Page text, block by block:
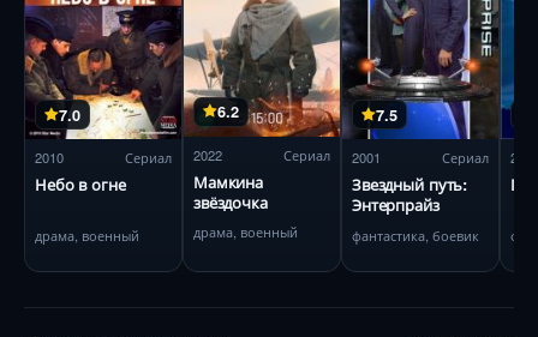
7.0
2010 Сериал
Небо в огне
драма, военный
6.2
2022 Сериал
Мамкина
звёздочка
драма, военный
7.5
2001 Сериал
Звездный путь:
Энтерпрайз
фантастика, боевик
2002